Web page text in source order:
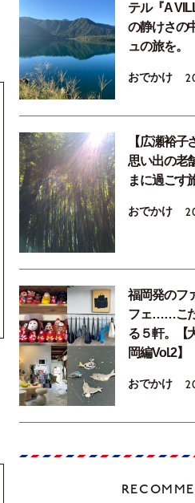
テル『A
の静けさの
ュの旅を。
おでかけ
【広瀬裕
思い出の老
まに過ごす
おでかけ
福岡発のフ
フェ……こ
る５軒。【
岡編Vol.2】
おでかけ